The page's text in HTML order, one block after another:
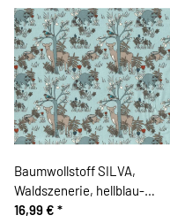
Baumwollstoff SILVA,
Waldszenerie, hellblau-
schlammbraun
16,99 € *